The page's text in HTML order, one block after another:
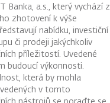
Banka, a.s., který vychází z
zhotovení k výše
nabídku, investiční
či prodeji jakýchkoliv
příležitostí. Uvedené
budoucí výkonnosti.
která by mohla
v tomto